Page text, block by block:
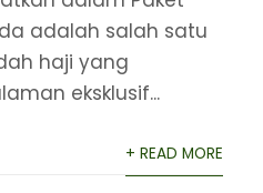
adalah salah satu
haji yang
eksklusif...
+ READ MORE